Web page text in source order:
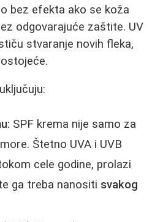
bez efekta ako se koža
odgovarajuće zaštite. UV
stvaranje novih fleka,
SPF krema nije samo za
Štetno UVA i UVB
cele godine, prolazi
ga treba nanositi svakog